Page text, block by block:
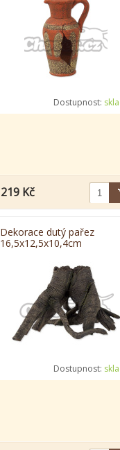
Dostupnost:
219 Kč
Dekorace dutý pařez
16,5x12,5x10,4cm
Dostupnost: